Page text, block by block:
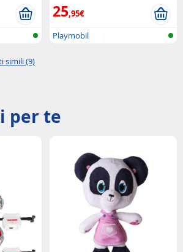
25,95€
Playmobil
simili (9)
per te